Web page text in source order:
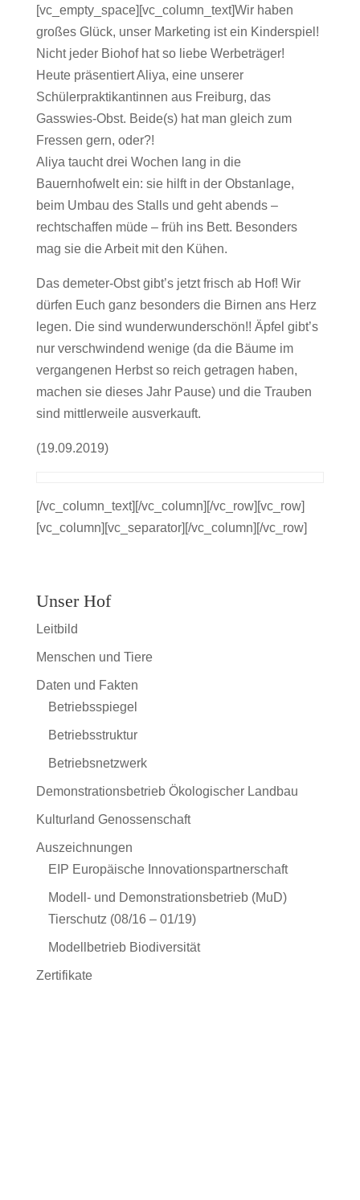
[vc_empty_space][vc_column_text]Wir haben
großes Glück, unser Marketing ist ein Kinderspiel!
Nicht jeder Biohof hat so liebe Werbeträger!
Heute präsentiert Aliya, eine unserer
Schülerpraktikantinnen aus Freiburg, das
Gasswies-Obst. Beide(s) hat man gleich zum
Fressen gern, oder?!
Aliya taucht drei Wochen lang in die
Bauernhofwelt ein: sie hilft in der Obstanlage,
beim Umbau des Stalls und geht abends –
rechtschaffen müde – früh ins Bett. Besonders
mag sie die Arbeit mit den Kühen.
Das demeter-Obst gibt’s jetzt frisch ab Hof! Wir
dürfen Euch ganz besonders die Birnen ans Herz
legen. Die sind wunderwunderschön!! Äpfel gibt’s
nur verschwindend wenige (da die Bäume im
vergangenen Herbst so reich getragen haben,
machen sie dieses Jahr Pause) und die Trauben
sind mittlerweile ausverkauft.
(19.09.2019)
[/vc_column_text][/vc_column][/vc_row][vc_row]
[vc_column][vc_separator][/vc_column][/vc_row]
Unser Hof
Leitbild
Menschen und Tiere
Daten und Fakten
Betriebsspiegel
Betriebsstruktur
Betriebsnetzwerk
Demonstrationsbetrieb Ökologischer Landbau
Kulturland Genossenschaft
Auszeichnungen
EIP Europäische Innovationspartnerschaft
Modell- und Demonstrationsbetrieb (MuD)
Tierschutz (08/16 – 01/19)
Modellbetrieb Biodiversität
Zertifikate